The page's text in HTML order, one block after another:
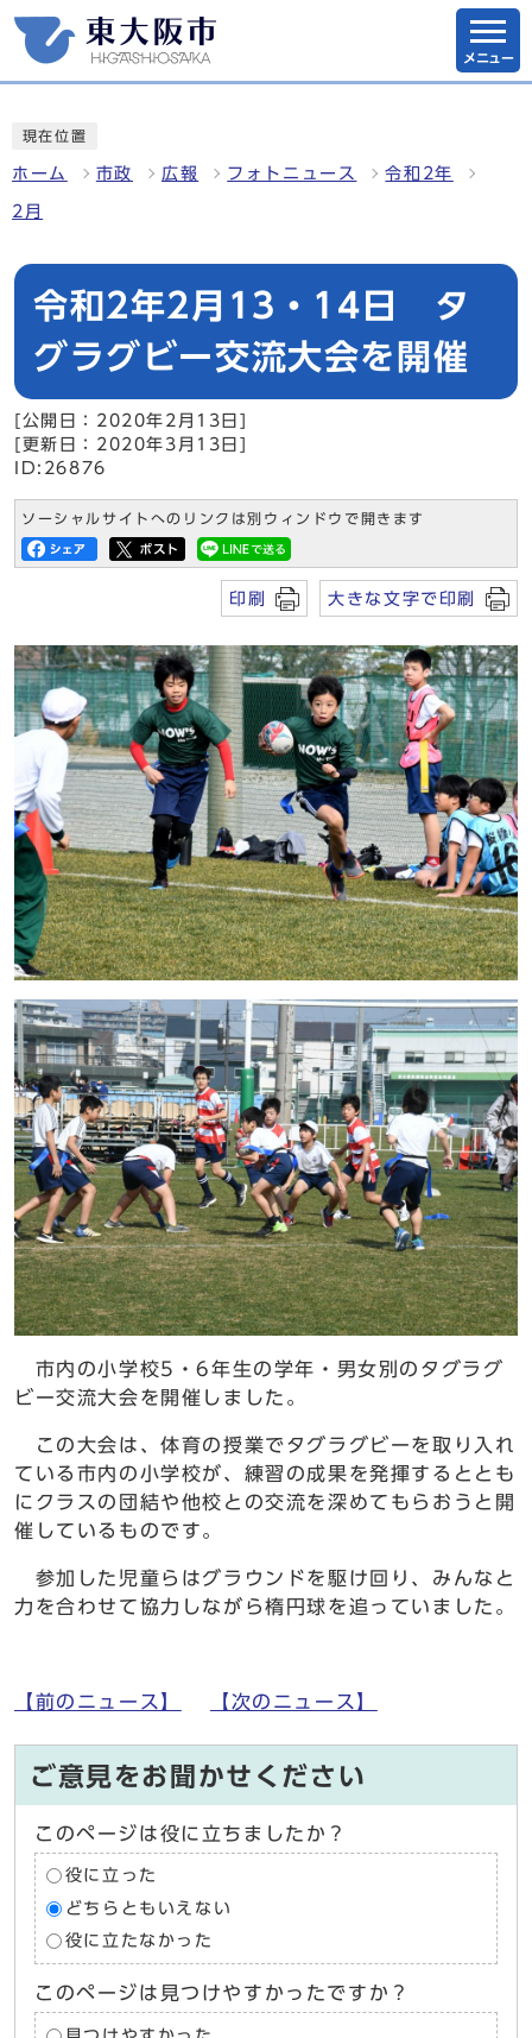
メニュー
現在位置
ホーム 市政 広報 フォトニュース 令和2年
2月
令和2年2月13・14日 タ
グラグビー交流大会を開催
[公開日：2020年2月13日]
[更新日：2020年3月13日]
ID:26876
ソーシャルサイトへのリンクは別ウィンドウで開きます
印刷 大きな文字で印刷
市内の小学校5・6年生の学年・男女別のタグラグ
ビー交流大会を開催しました。
この大会は、体育の授業でタグラグビーを取り入れ
ている市内の小学校が、練習の成果を発揮するととも
にクラスの団結や他校との交流を深めてもらおうと開
催しているものです。
参加した児童らはグラウンドを駆け回り、みんなと
力を合わせて協力しながら楕円球を追っていました。
【前のニュース】 【次のニュース】
ご意見をお聞かせください
このページは役に立ちましたか？
役に立った
どちらともいえない
役に立たなかった
このページは見つけやすかったですか？